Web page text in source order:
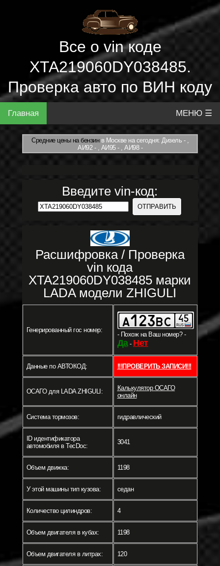
Все о vin коде
XTA219060DY038485.
Проверка авто по ВИН коду
Главная МЕНЮ ☰
Средние цены на бензинв Москве на сегодня: Дизель - ,
АИ92 - , АИ95 - , АИ98 -
Введите vin-код:
Расшифровка / Проверка
vin кода
XTA219060DY038485 марки
LADA модели ZHIGULI
Генерированный гос номер:
- Похож на Ваш номер? -
Да- Нет
Данные по АВТОКОД: !!!ПРОВЕРИТЬ ЗАПИСИ!!!
ОСАГО для LADA ZHIGULI:
Калькулятор ОСАГО
онлайн
Система тормозов: гидравлический
ID идентификатора
автомобиля в TecDoc:
3041
Объем движка: 1198
У этой машины тип кузова: седан
Количество цилиндров: 4
Объем двигателя в кубах: 1198
Объем двигателя в литрах: 120